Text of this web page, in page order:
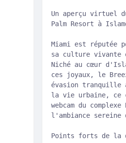
Un aperçu virtuel
Palm Resort à
Miami est réputée
sa culture vivante
Niché au cœur
ces joyaux, le
évasion
la vie urbaine, ce
webcam du
l'ambiance sereine
Points forts de la